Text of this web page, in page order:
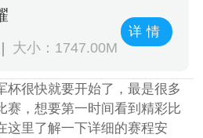
大小：1747.00M
详情
杯很快就要开始了，最是很多
赛，想要第一时间看到精彩比
这里了解一下详细的赛程安